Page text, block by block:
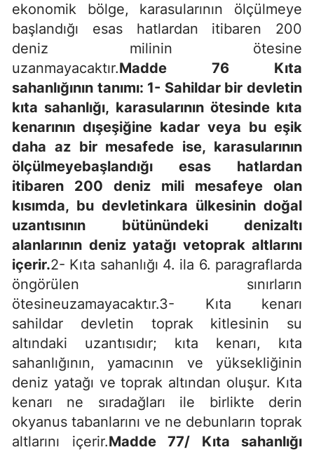
ekonomik bölge, karasularının ölçülmeye
başlandığı esas hatlardan itibaren 200
deniz milinin ötesine
uzanmayacaktır.Madde 76 Kıta
sahanlığının tanımı: 1- Sahildar bir devletin
kıta sahanlığı, karasularının ötesinde kıta
kenarının dışeşiğine kadar veya bu eşik
daha az bir mesafede ise, karasularının
ölçülmeyebaşlandığı esas hatlardan
itibaren 200 deniz mili mesafeye olan
kısımda, bu devletinkara ülkesinin doğal
uzantısının bütünündeki denizaltı
alanlarının deniz yatağı vetoprak altlarını
içerir.2- Kıta sahanlığı 4. ila 6. paragraflarda
öngörülen sınırların
ötesineuzamayacaktır.3- Kıta kenarı
sahildar devletin toprak kitlesinin su
altındaki uzantısıdır; kıta kenarı, kıta
sahanlığının, yamacının ve yüksekliğinin
deniz yatağı ve toprak altından oluşur. Kıta
kenarı ne sıradağları ile birlikte derin
okyanus tabanlarını ve ne debunların toprak
altlarını içerir.Madde 77/ Kıta sahanlığı